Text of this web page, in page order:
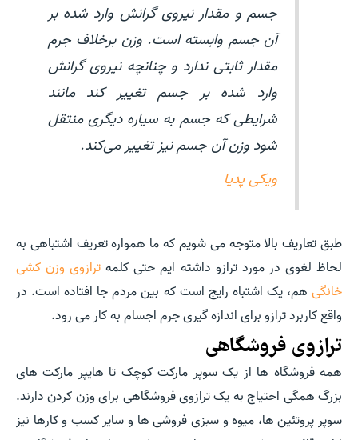
جسم و مقدار نیروی گرانش وارد شده بر
آن جسم وابسته است. وزن برخلاف جرم
مقدار ثابتی ندارد و چنانچه نیروی گرانش
وارد شده بر جسم تغییر کند مانند
شرایطی که جسم به سیاره دیگری منتقل
شود وزن آن جسم نیز تغییر می‌کند.
ویکی پدیا
طبق تعاریف بالا متوجه می شویم که ما همواره تعریف اشتباهی به
لحاظ لغوی در مورد ترازو داشته ایم حتی کلمهترازوی وزن کشی
خانگی هم، یک اشتباه رایج است که بین مردم جا افتاده است. در
واقع کاربرد ترازو برای اندازه گیری جرم اجسام به کار می رود.
ترازوی فروشگاهی
همه فروشگاه ها از یک سوپر مارکت کوچک تا هایپر مارکت های
بزرگ همگی احتیاج به یک ترازوی فروشگاهی برای وزن کردن دارند.
سوپر پروتئین ها، میوه و سبزی فروشی ها و سایر کسب و کارها نیز